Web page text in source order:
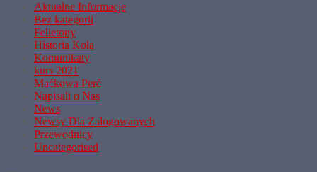
Aktualne Informacje
Bez kategorii
Felietony
Historia Koła
Komunikaty
kurs 2021
Maćkowa Perć
Napisali o Nas
News
Newsy Dla Zalogowanych
Przewodnicy
Uncategorised